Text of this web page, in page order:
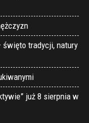
tradycji, natury
już 8 sierpnia w